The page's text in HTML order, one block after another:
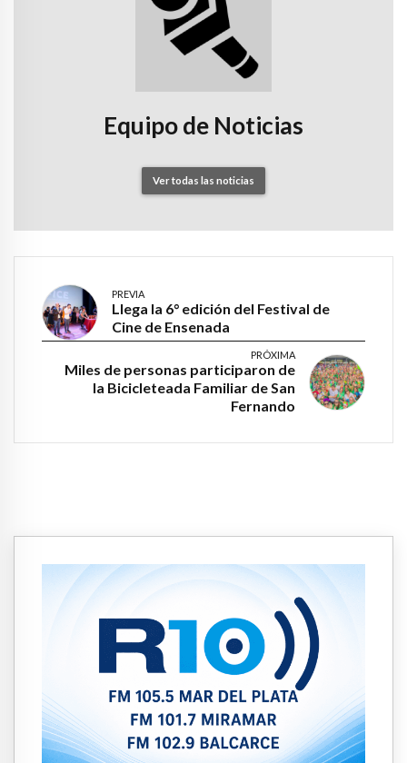
Equipo de Noticias
Ver todas las noticias
PREVIA
Llega la 6° edición del Festival de
Cine de Ensenada
PRÓXIMA
Miles de personas participaron de
la Bicicleteada Familiar de San
Fernando